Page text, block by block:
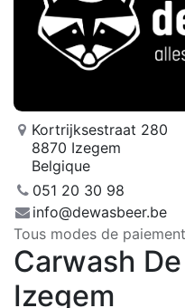
Kortrijksestraat 280
8870 Izegem
Belgique
051 20 30 98
info@dewasbeer.be
Tous modes de
Carwash
Izegem